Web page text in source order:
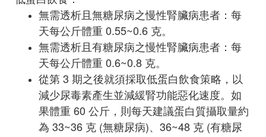
無需透析且無糖尿病之慢性腎臟病患者：每
天每公斤體重 0.55~0.6 克。
無需透析且有糖尿病之慢性腎臟病患者：每
天每公斤體重 0.6~0.8 克。
從第 3 期之後就須採取低蛋白飲食策略，以
減少尿毒素產生並減緩腎功能惡化速度。如
果體重 60 公斤，則每天建議蛋白質攝取量約
為 33~36 克 (無糖尿病)、36~48 克 (有糖尿